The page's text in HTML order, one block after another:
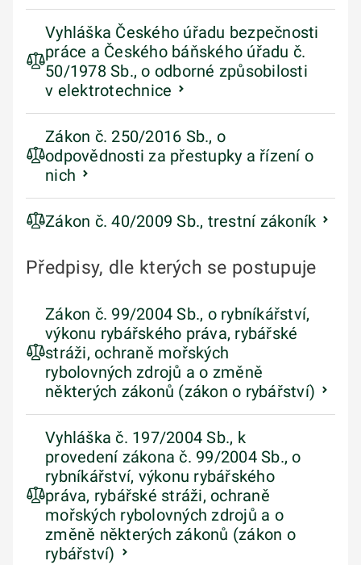
Vyhláška Českého úřadu bezpečnosti
práce a Českého báňského úřadu č.
50/1978 Sb., o odborné způsobilosti
v elektrotechnice
Zákon č. 250/2016 Sb., o
odpovědnosti za přestupky a řízení o
nich
Zákon č. 40/2009 Sb., trestní zákoník
Předpisy, dle kterých se postupuje
Zákon č. 99/2004 Sb., o rybníkářství,
výkonu rybářského práva, rybářské
stráži, ochraně mořských
rybolovných zdrojů a o změně
některých zákonů (zákon o rybářství)
Vyhláška č. 197/2004 Sb., k
provedení zákona č. 99/2004 Sb., o
rybníkářství, výkonu rybářského
práva, rybářské stráži, ochraně
mořských rybolovných zdrojů a o
změně některých zákonů (zákon o
rybářství)